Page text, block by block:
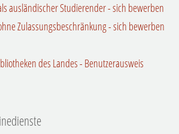
ausländischer Studierender - sich bewerben
Zulassungsbeschränkung - sich bewerben
des Landes - Benutzerausweis